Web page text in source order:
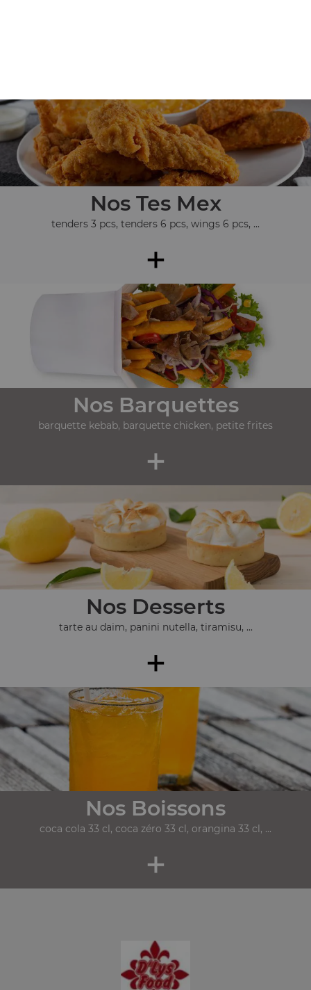
Nos Tes Mex
tenders 3 pcs, tenders 6 pcs, wings 6 pcs, ...
+
Nos Barquettes
barquette kebab, barquette chicken, petite frites
+
Nos Desserts
tarte au daim, panini nutella, tiramisu, ...
+
Nos Boissons
coca cola 33 cl, coca zéro 33 cl, orangina 33 cl, ...
+